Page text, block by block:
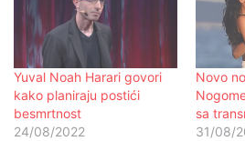
Yuval Noah Harari govori
kako planiraju postići
besmrtnost
24/08/2022
Novo
sa
31/08/